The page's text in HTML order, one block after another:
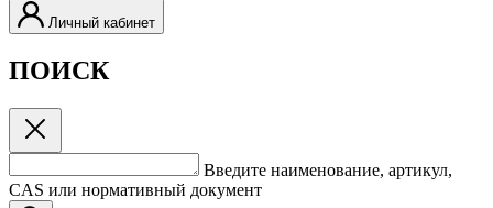
Личный кабинет
ПОИСК
Введите наименование, артикул,
CAS или нормативный документ